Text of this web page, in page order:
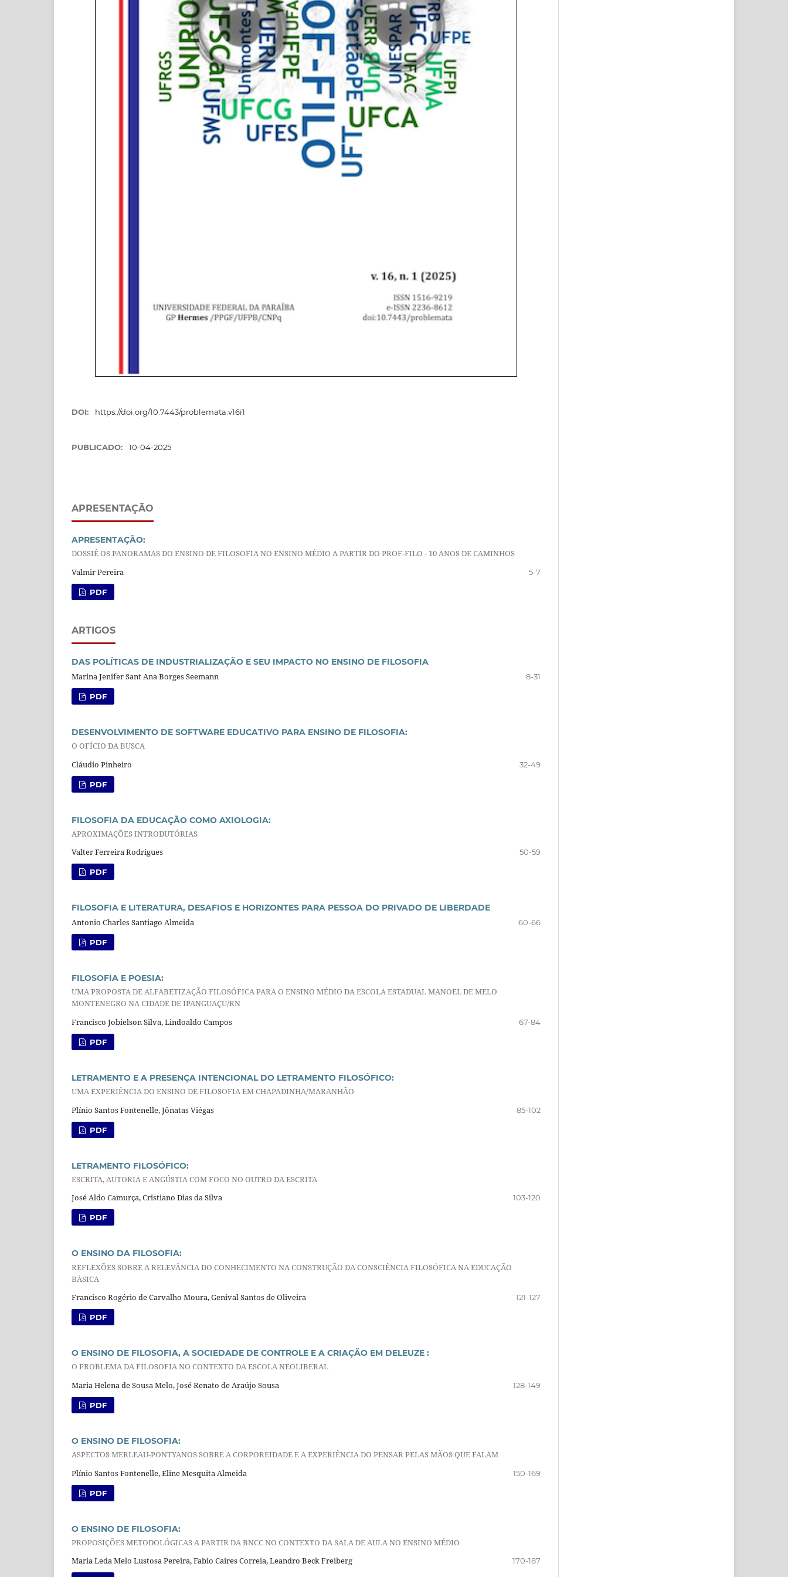
DOI: https://doi.org/10.7443/problemata.v16i1
PUBLICADO: 10-04-2025
APRESENTAÇÃO
APRESENTAÇÃO:
DOSSIÊ OS PANORAMAS DO ENSINO DE FILOSOFIA NO ENSINO MÉDIO A PARTIR DO PROF-FILO - 10 ANOS DE CAMINHOS
Valmir Pereira
5-7
PDF
ARTIGOS
DAS POLÍTICAS DE INDUSTRIALIZAÇÃO E SEU IMPACTO NO ENSINO DE FILOSOFIA
Marina Jenifer Sant Ana Borges Seemann
8-31
PDF
DESENVOLVIMENTO DE SOFTWARE EDUCATIVO PARA ENSINO DE FILOSOFIA:
O OFÍCIO DA BUSCA
Cláudio Pinheiro
32-49
PDF
FILOSOFIA DA EDUCAÇÃO COMO AXIOLOGIA:
APROXIMAÇÕES INTRODUTÓRIAS
Valter Ferreira Rodrigues
50-59
PDF
FILOSOFIA E LITERATURA, DESAFIOS E HORIZONTES PARA PESSOA DO PRIVADO DE LIBERDADE
Antonio Charles Santiago Almeida
60-66
PDF
FILOSOFIA E POESIA:
UMA PROPOSTA DE ALFABETIZAÇÃO FILOSÓFICA PARA O ENSINO MÉDIO DA ESCOLA ESTADUAL MANOEL DE MELO
MONTENEGRO NA CIDADE DE IPANGUAÇU/RN
Francisco Jobielson Silva, Lindoaldo Campos
67-84
PDF
LETRAMENTO E A PRESENÇA INTENCIONAL DO LETRAMENTO FILOSÓFICO:
UMA EXPERIÊNCIA DO ENSINO DE FILOSOFIA EM CHAPADINHA/MARANHÃO
Plínio Santos Fontenelle, Jônatas Viégas
85-102
PDF
LETRAMENTO FILOSÓFICO:
ESCRITA, AUTORIA E ANGÚSTIA COM FOCO NO OUTRO DA ESCRITA
José Aldo Camurça, Cristiano Dias da Silva
103-120
PDF
O ENSINO DA FILOSOFIA:
REFLEXÕES SOBRE A RELEVÂNCIA DO CONHECIMENTO NA CONSTRUÇÃO DA CONSCIÊNCIA FILOSÓFICA NA EDUCAÇÃO
BÁSICA
Francisco Rogério de Carvalho Moura, Genival Santos de Oliveira
121-127
PDF
O ENSINO DE FILOSOFIA, A SOCIEDADE DE CONTROLE E A CRIAÇÃO EM DELEUZE :
O PROBLEMA DA FILOSOFIA NO CONTEXTO DA ESCOLA NEOLIBERAL
Maria Helena de Sousa Melo, José Renato de Araújo Sousa
128-149
PDF
O ENSINO DE FILOSOFIA:
ASPECTOS MERLEAU-PONTYANOS SOBRE A CORPOREIDADE E A EXPERIÊNCIA DO PENSAR PELAS MÃOS QUE FALAM
Plínio Santos Fontenelle, Eline Mesquita Almeida
150-169
PDF
O ENSINO DE FILOSOFIA:
PROPOSIÇÕES METODOLÓGICAS A PARTIR DA BNCC NO CONTEXTO DA SALA DE AULA NO ENSINO MÉDIO
Maria Leda Melo Lustosa Pereira, Fabio Caires Correia, Leandro Beck Freiberg
170-187